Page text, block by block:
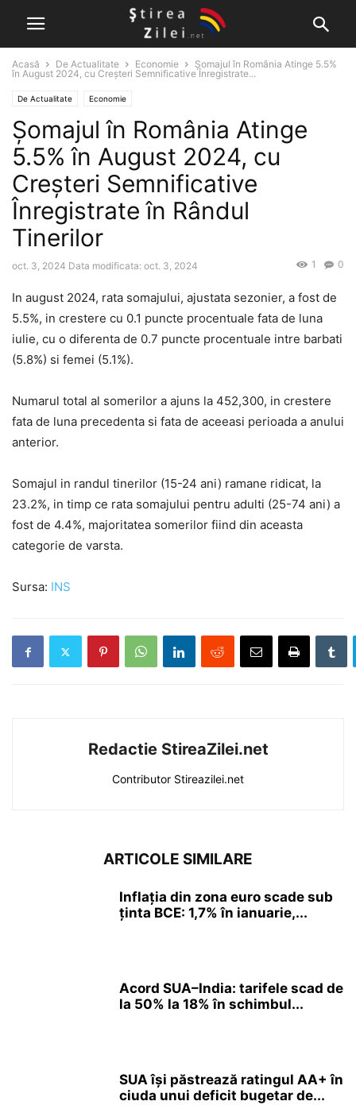
Acasă De Actualitate Economie
Șomajul în România Atinge 5.5%
în August 2024, cu Creșteri Semnificative Înregistrate...
De Actualitate Economie
Șomajul în România Atinge
5.5% în August 2024, cu
Creșteri Semnificative
Înregistrate în Rândul
Tinerilor
oct. 3, 2024 Data modificata: oct. 3, 2024 0
1
In august 2024, rata somajului, ajustata sezonier, a fost de
5.5%, in crestere cu 0.1 puncte procentuale fata de luna
iulie, cu o diferenta de 0.7 puncte procentuale intre barbati
(5.8%) si femei (5.1%).
Numarul total al somerilor a ajuns la 452,300, in crestere
fata de luna precedenta si fata de aceeasi perioada a anului
anterior.
Somajul in randul tinerilor (15-24 ani) ramane ridicat, la
23.2%, in timp ce rata somajului pentru adulti (25-74 ani) a
fost de 4.4%, majoritatea somerilor fiind din aceasta
categorie de varsta.
Sursa: INS
Redactie StireaZilei.net
Contributor Stireazilei.net
ARTICOLE SIMILARE
Inflația din zona euro scade sub
ținta BCE: 1,7% în ianuarie,...
Acord SUA–India: tarifele scad de
la 50% la 18% în schimbul...
SUA își păstrează ratingul AA+ în
ciuda unui deficit bugetar de...